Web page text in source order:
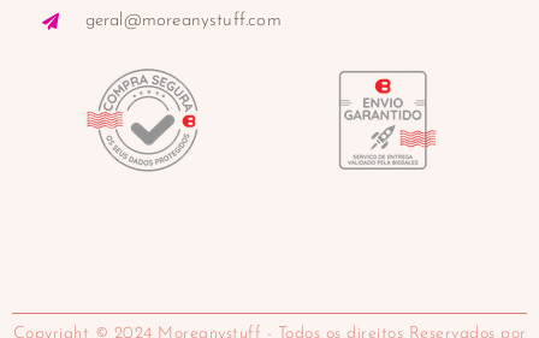
geral@moreanystuff.com
Copyright © 2024 Moreanystuff - Todos os direitos Reservados por